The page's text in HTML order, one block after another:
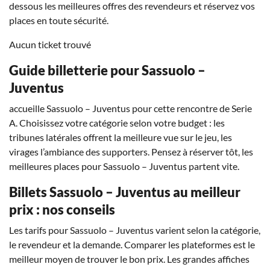
dessous les meilleures offres des revendeurs et réservez vos
places en toute sécurité.
Aucun ticket trouvé
Guide billetterie pour Sassuolo –
Juventus
accueille Sassuolo – Juventus pour cette rencontre de Serie
A. Choisissez votre catégorie selon votre budget : les
tribunes latérales offrent la meilleure vue sur le jeu, les
virages l’ambiance des supporters. Pensez à réserver tôt, les
meilleures places pour Sassuolo – Juventus partent vite.
Billets Sassuolo – Juventus au meilleur
prix : nos conseils
Les tarifs pour Sassuolo – Juventus varient selon la catégorie,
le revendeur et la demande. Comparer les plateformes est le
meilleur moyen de trouver le bon prix. Les grandes affiches